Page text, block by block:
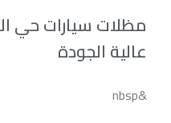
مظلات سيارات حي
عالية الجودة
&nbsp